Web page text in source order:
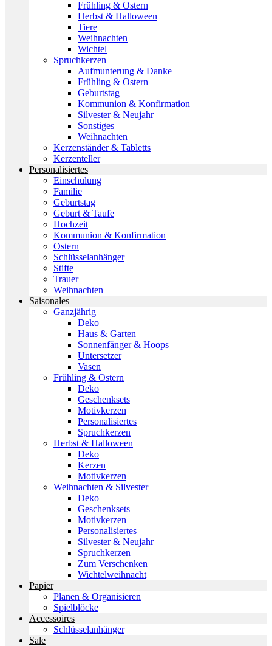
Frühling & Ostern
Herbst & Halloween
Tiere
Weihnachten
Wichtel
Spruchkerzen
Aufmunterung & Danke
Frühling & Ostern
Geburtstag
Kommunion & Konfirmation
Silvester & Neujahr
Sonstiges
Weihnachten
Kerzenständer & Tabletts
Kerzenteller
Personalisiertes
Einschulung
Familie
Geburtstag
Geburt & Taufe
Hochzeit
Kommunion & Konfirmation
Ostern
Schlüsselanhänger
Stifte
Trauer
Weihnachten
Saisonales
Ganzjährig
Deko
Haus & Garten
Sonnenfänger & Hoops
Untersetzer
Vasen
Frühling & Ostern
Deko
Geschenksets
Motivkerzen
Personalisiertes
Spruchkerzen
Herbst & Halloween
Deko
Kerzen
Motivkerzen
Weihnachten & Silvester
Deko
Geschenksets
Motivkerzen
Personalisiertes
Silvester & Neujahr
Spruchkerzen
Zum Verschenken
Wichtelweihnacht
Papier
Planen & Organisieren
Spielblöcke
Accessoires
Schlüsselanhänger
Sale